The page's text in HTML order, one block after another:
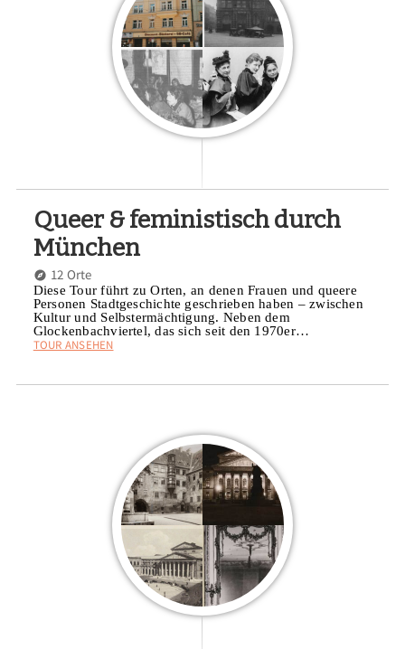
Queer & feministisch durch
München
12 Orte
Diese Tour führt zu Orten, an denen Frauen und queere
Personen Stadtgeschichte geschrieben haben – zwischen
Kultur und Selbstermächtigung. Neben dem
Glockenbachviertel, das sich seit den 1970er…
TOUR ANSEHEN